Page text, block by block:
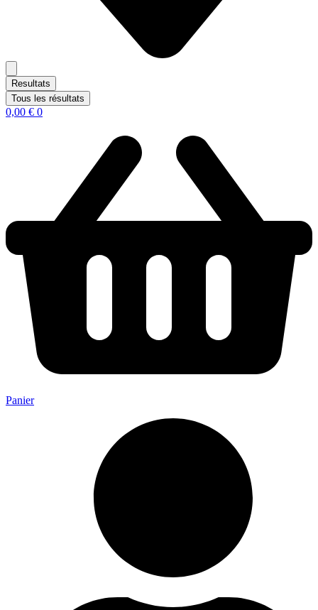
Resultats
Tous les résultats
0,00 € 0
Panier